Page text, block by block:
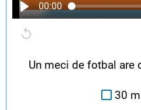
00:00
Un meci de fotbal are
30